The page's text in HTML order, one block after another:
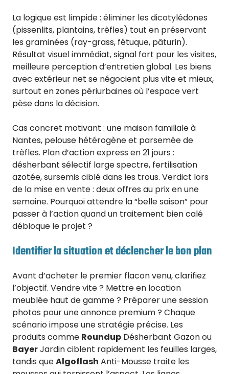
La logique est limpide : éliminer les dicotylédones
(pissenlits, plantains, trèfles) tout en préservant
les graminées (ray-grass, fétuque, pâturin).
Résultat visuel immédiat, signal fort pour les visites,
meilleure perception d’entretien global. Les biens
avec extérieur net se négocient plus vite et mieux,
surtout en zones périurbaines où l’espace vert
pèse dans la décision.
Cas concret motivant : une maison familiale à
Nantes, pelouse hétérogène et parsemée de
trèfles. Plan d’action express en 21 jours :
désherbant sélectif large spectre, fertilisation
azotée, sursemis ciblé dans les trous. Verdict lors
de la mise en vente : deux offres au prix en une
semaine. Pourquoi attendre la “belle saison” pour
passer à l’action quand un traitement bien calé
débloque le projet ?
Identifier la situation et déclencher le bon plan
Avant d’acheter le premier flacon venu, clarifiez
l’objectif. Vendre vite ? Mettre en location
meublée haut de gamme ? Préparer une session
photos pour une annonce premium ? Chaque
scénario impose une stratégie précise. Les
produits comme Roundup Désherbant Gazon ou
BayerJardin ciblent rapidement les feuilles larges,
tandis queAlgoflash Anti-Mousse traite les